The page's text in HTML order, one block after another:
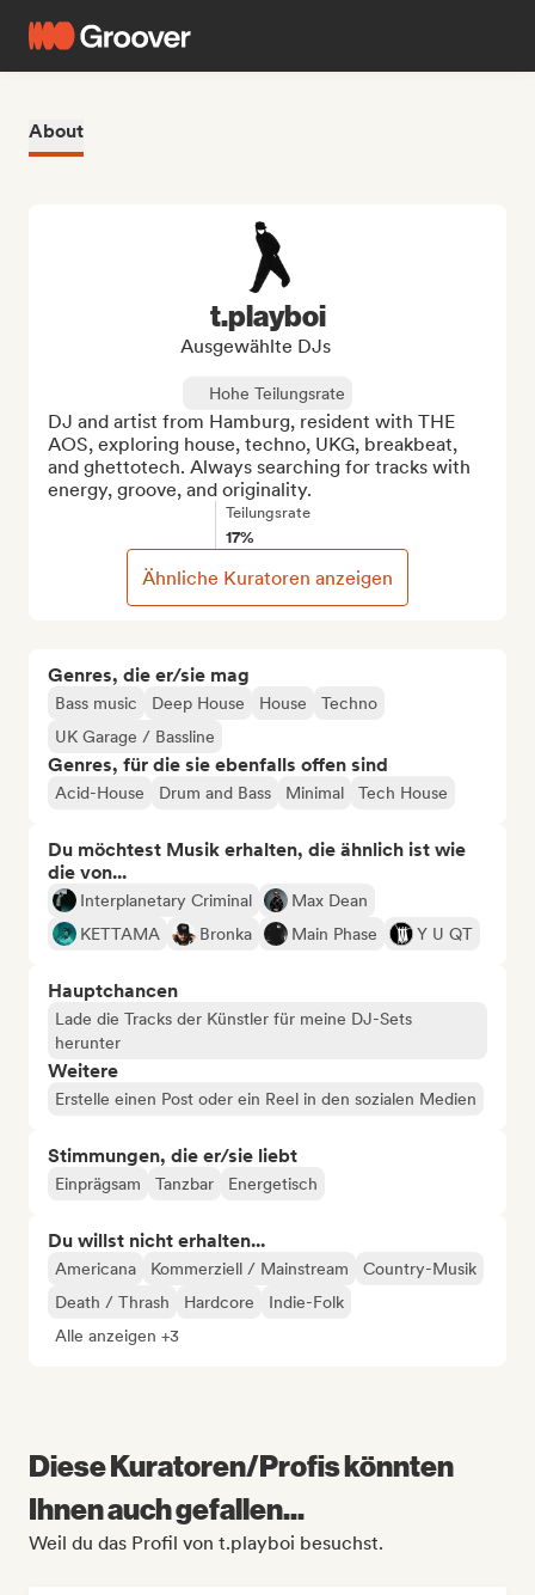
About
Genres, die er/sie mag
Bass music Deep House House
Techno
UK Garage / Bassline
Genres, für die sie ebenfalls offen sind
Acid-House Drum and Bass Minimal Tech House
Du möchtest Musik erhalten, die ähnlich ist wie
die von...
Interplanetary Criminal
Max Dean
KETTAMA
Bronka Main Phase Y U QT
Hauptchancen
Lade die Tracks der Künstler für meine DJ-Sets
herunter
Weitere
Erstelle einen Post oder ein Reel in den sozialen Medien
Stimmungen, die er/sie liebt
Einprägsam Tanzbar Energetisch
Du willst nicht erhalten...
Americana Kommerziell / Mainstream
Country-Musik
Death / Thrash
Hardcore
Indie-Folk
Alle anzeigen +3
t.playboi
Ausgewählte DJs
Hohe Teilungsrate
DJ and artist from Hamburg, resident with THE
AOS, exploring house, techno, UKG, breakbeat,
and ghettotech. Always searching for tracks with
energy, groove, and originality.
Teilungsrate
17%
Ähnliche Kuratoren anzeigen
Diese Kuratoren/Profis könnten
Ihnen auch gefallen...
Weil du das Profil von t.playboi besuchst.